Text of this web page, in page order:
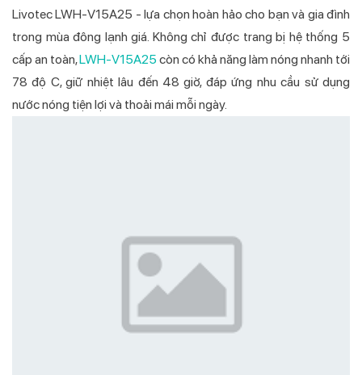
Livotec LWH-V15A25 - lựa chọn hoàn hảo cho bạn và gia đình
trong mùa đông lạnh giá. Không chỉ được trang bị hệ thống 5
cấp an toàn,LWH-V15A25 còn có khả năng làm nóng nhanh tới
78 độ C, giữ nhiệt lâu đến 48 giờ, đáp ứng nhu cầu sử dụng
nước nóng tiện lợi và thoải mái mỗi ngày.